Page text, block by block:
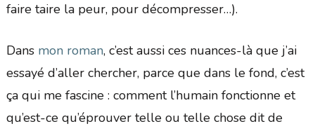
faire taire la peur, pour décompresser…).
Dans mon roman, c’est aussi ces nuances-là que j’ai
essayé d’aller chercher, parce que dans le fond, c’est
ça qui me fascine : comment l’humain fonctionne et
qu’est-ce qu’éprouver telle ou telle chose dit de